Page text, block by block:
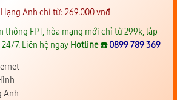
Anh chỉ từ: 269.000 vnđ
thông FPT, hòa mạng mới chỉ từ 299k, lắp
7. Liên hệ ngay Hotline ☎️0899 789 369
Anh